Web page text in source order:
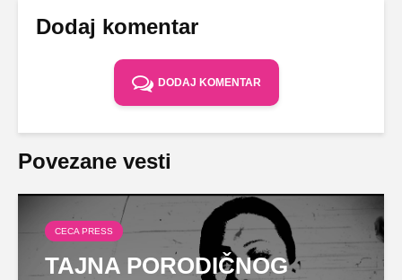
Dodaj komentar
DODAJ KOMENTAR
Povezane vesti
CECA PRESS
TAJNA PORODIČNOG